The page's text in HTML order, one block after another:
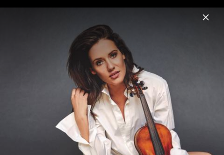
Menu
Franziska Wiese
News Musik Videos Fotos
Franziska Wiese - Pressebilder 2018